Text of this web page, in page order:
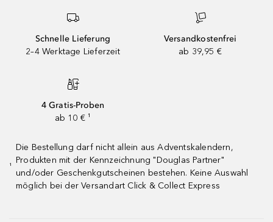
Schnelle Lieferung
2–4 Werktage Lieferzeit
Versandkostenfrei
ab 39,95 €
4 Gratis-Proben
ab 10 € ¹
¹
Die Bestellung darf nicht allein aus Adventskalendern,
Produkten mit der Kennzeichnung "Douglas Partner"
und/oder Geschenkgutscheinen bestehen. Keine Auswahl
möglich bei der Versandart Click & Collect Express